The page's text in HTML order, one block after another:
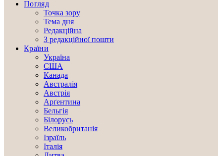
Погляд
Точка зору
Тема дня
Редакційна
З редакційної пошти
Країни
Україна
США
Канада
Австралія
Австрія
Арґентина
Бельгія
Білорусь
Великобританія
Ізраїль
Італія